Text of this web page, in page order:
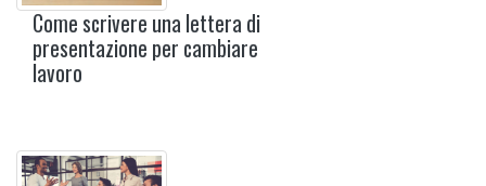
Come scrivere una lettera di
presentazione per cambiare
lavoro